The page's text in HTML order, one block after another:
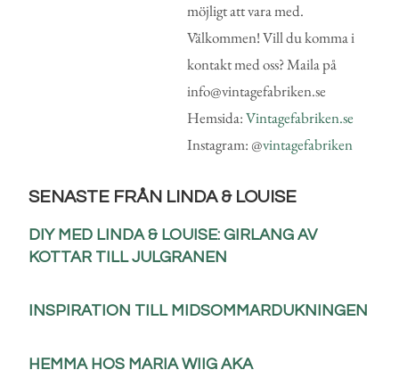
möjligt att vara med.
Välkommen! Vill du komma i
kontakt med oss? Maila på
info@vintagefabriken.se
Hemsida:Vintagefabriken.se
Instagram: @vintagefabriken
SENASTE FRÅN LINDA & LOUISE
DIY MED LINDA & LOUISE: GIRLANG AV
KOTTAR TILL JULGRANEN
INSPIRATION TILL MIDSOMMARDUKNINGEN
HEMMA HOS MARIA WIIG AKA